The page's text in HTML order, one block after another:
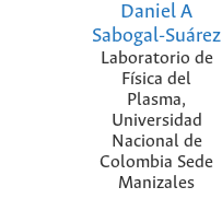
Daniel A
Sabogal-Suárez
Laboratorio de
Física del
Plasma,
Universidad
Nacional de
Colombia Sede
Manizales